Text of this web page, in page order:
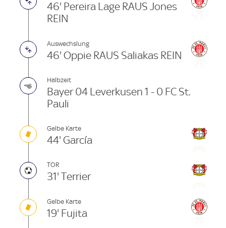
46' Pereira Lage RAUS Jones
REIN
Auswechslung
46' Oppie RAUS Saliakas REIN
Halbzeit
Bayer 04 Leverkusen 1 - 0 FC St.
Pauli
Gelbe Karte
44' García
TOR
31' Terrier
Gelbe Karte
19' Fujita